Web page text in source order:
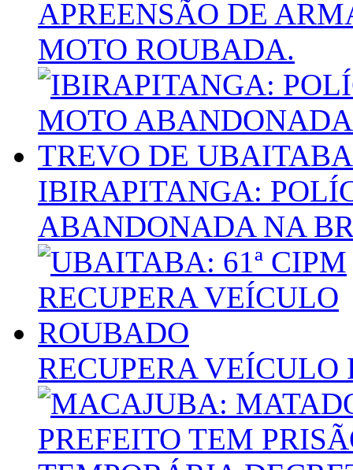
APREENSÃO DE
MOTO ROUBADA.
IBIRAPITANGA:
ABANDONADA NA
RECUPERA VEÍCULO